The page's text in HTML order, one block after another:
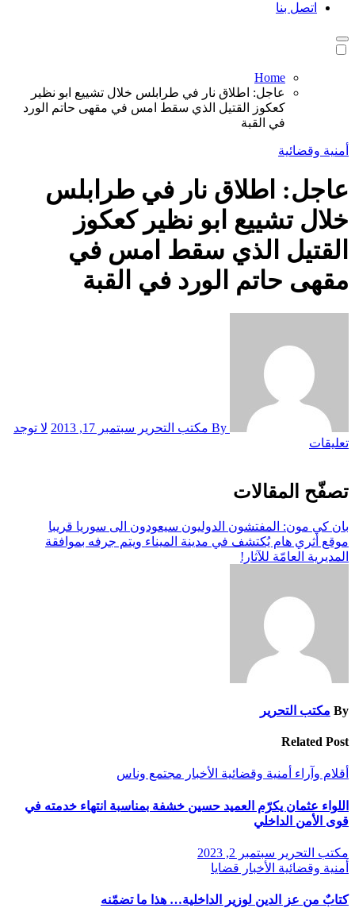
اتصل بنا
Home
عاجل: اطلاق نار في طرابلس خلال تشييع ابو نظير
كعكوز القتيل الذي سقط امس في مقهى حاتم الورد
في القبة
أمنية وقضائية
عاجل: اطلاق نار في طرابلس
خلال تشييع ابو نظير كعكوز
القتيل الذي سقط امس في
مقهى حاتم الورد في القبة
سبتمبر 17, 2013
لا توجد
تعليقات
تصفّح المقالات
بان كي مون: المفتشون الدوليون سيعودون الى سوريا قريبا
موقع أثري هام يُكتشف في مدينة الميناء ويتم جرفه بموافقة
المديرية العامّة للآثار!‎
By مكتب التحرير
Related Post
أقلام وآراء أمنية وقضائية الأخبار مجتمع وناس
اللواء عثمان يكرّم العميد حسين خشفة بمناسبة انتهاء خدمته في
قوى الأمن الداخلي
مكتب التحرير سبتمبر 2, 2023
أمنية وقضائية الأخبار قضايا
كتابٌ من عز الدين لوزير الداخلية… هذا ما تضمّنه